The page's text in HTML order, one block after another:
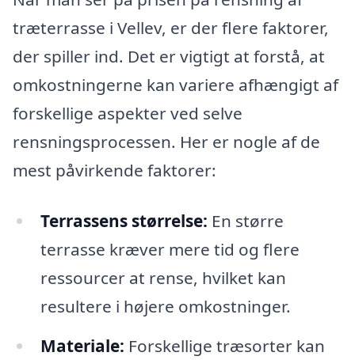
træterrasse i Vellev, er der flere faktorer,
der spiller ind. Det er vigtigt at forstå, at
omkostningerne kan variere afhængigt af
forskellige aspekter ved selve
rensningsprocessen. Her er nogle af de
mest påvirkende faktorer:
Terrassens størrelse: En større
terrasse kræver mere tid og flere
ressourcer at rense, hvilket kan
resultere i højere omkostninger.
Materiale: Forskellige træsorter kan